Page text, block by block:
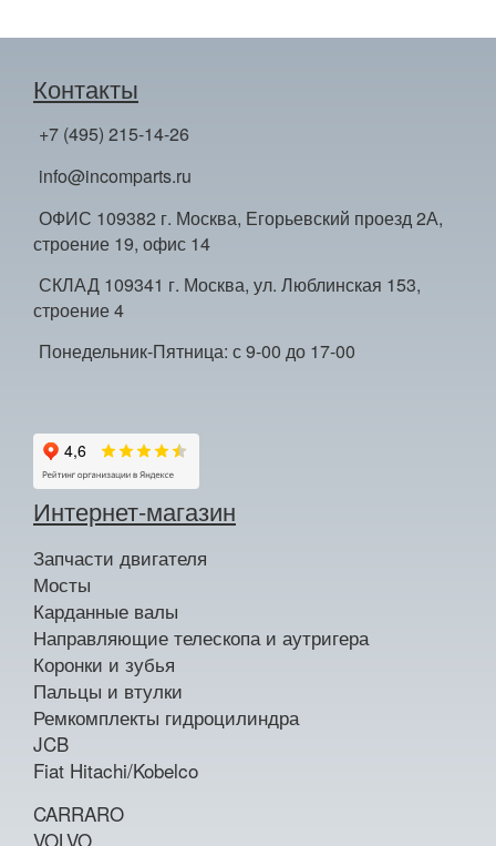
Контакты
+7 (495) 215-14-26
info@incomparts.ru
ОФИС 109382 г. Москва, Егорьевский проезд 2А,
строение 19, офис 14
СКЛАД 109341 г. Москва, ул. Люблинская 153,
строение 4
Понедельник-Пятница: с 9-00 до 17-00
Интернет-магазин
Запчасти двигателя
Мосты
Карданные валы
Направляющие телескопа и аутригера
Коронки и зубья
Пальцы и втулки
Ремкомплекты гидроцилиндра
JCB
Fiat Hitachi/Kobelco
CARRARO
VOLVO